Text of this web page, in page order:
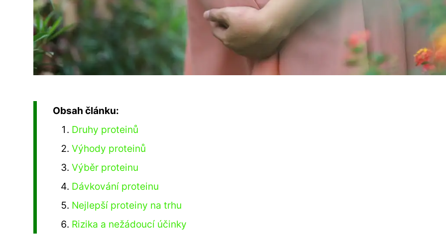
Obsah článku:
Druhy proteinů
Výhody proteinů
Výběr proteinu
Dávkování proteinu
Nejlepší proteiny na trhu
Rizika a nežádoucí účinky